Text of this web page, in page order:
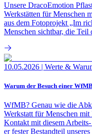
Unsere DracoEmotion
Werkstätten für Menschen
aus dem Fotoprojekt „Im
Menschen sichtbar, die Teil
10.05.2026 | Werte &
Warum der Besuch einer
WfMB? Genau wie die
Werkstatt für Menschen
Kontakt mit diesem
er fester Bestandteil